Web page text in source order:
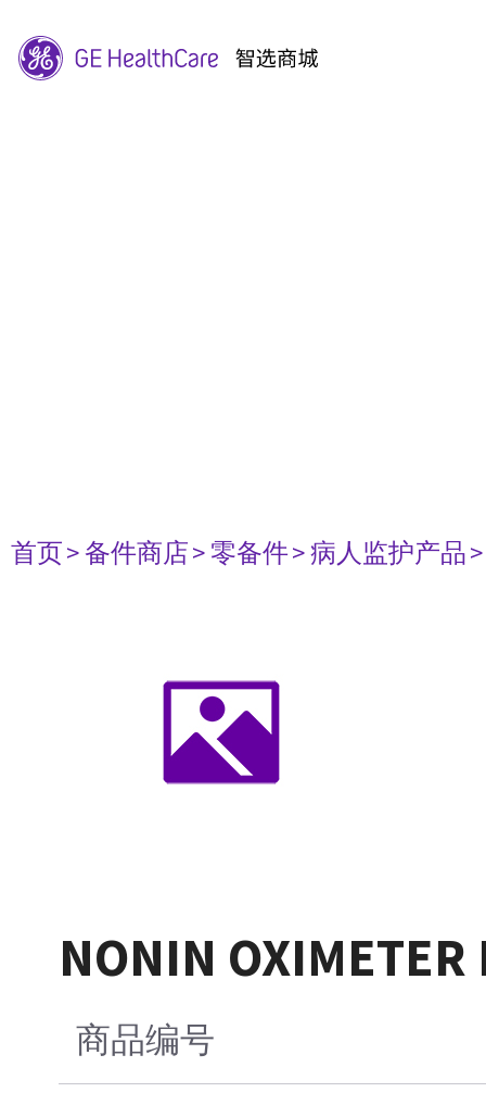
首页> 备件商店> 零备件> 病人监护产品
NONIN OXIMETER
商品编号